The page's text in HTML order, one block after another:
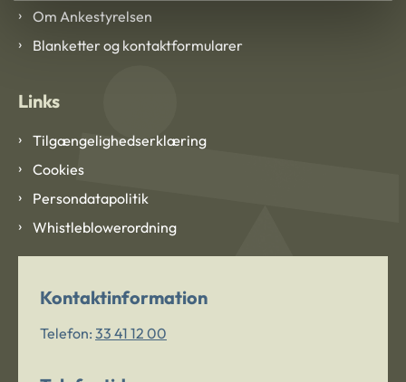
Om Ankestyrelsen
Blanketter og kontaktformularer
Links
Tilgængelighedserklæring
Cookies
Persondatapolitik
Whistleblowerordning
Kontaktinformation
Telefon: 33 41 12 00